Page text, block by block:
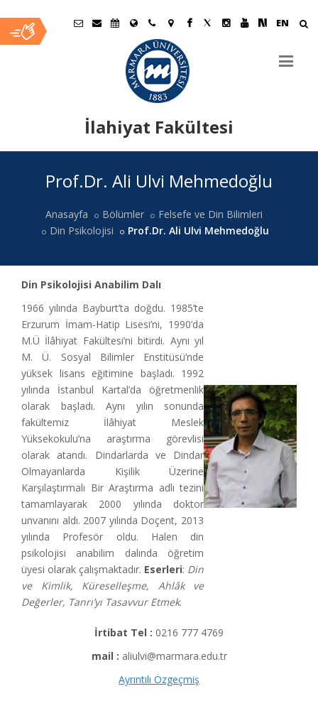
EN
İlahiyat Fakültesi
İçerikProf.Dr. Ali Ulvi Mehmedoğlu
Anasayfa Bölümler
Felsefe ve Din Bilimleri
Din Psikolojisi
Prof.Dr. Ali Ulvi Mehmedoğlu
Din Psikolojisi Anabilim Dalı
1966 yılında Bayburt’ta doğdu. 1985’te
Erzurum İmam-Hatip Lisesi’ni, 1990’da
M.Ü İlâhiyat Fakültesi’ni bitirdi. Aynı yıl
M. Ü. Sosyal Bilimler Enstitüsü’nde
yüksek lisans eğitimine başladı. 1992
yılında İstanbul Kartal’da öğretmenlik
olarak başladı. Aynı yılın sonunda
fakültemiz İlâhiyat Meslek
Yüksekokulu’na araştırma görevlisi
olarak atandı. Dindarlarda ve Dindar
Olmayanlarda Kişilik Üzerine
Karşılaştırmalı Bir Araştırma adlı tezini
tamamlayarak 2000 yılında doktor
unvanını aldı. 2007 yılında Doçent, 2013
yılında Profesör oldu. Halen din
psikolojisi anabilim dalında öğretim
üyesi olarak çalışmaktadır. Eserleri: Din
ve Kimlik, Küreselleşme, Ahlâk ve
Değerler, Tanrı’yı Tasavvur Etmek.
İrtibat Tel : 0216 777 4769
mail : aliulvi@marmara.edu.tr
Ayrıntılı Özgeçmiş